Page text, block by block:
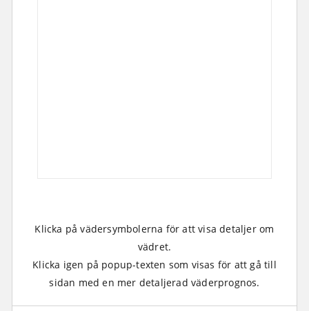
Klicka på vädersymbolerna för att visa detaljer om
vädret.
Klicka igen på popup-texten som visas för att gå till
sidan med en mer detaljerad väderprognos.